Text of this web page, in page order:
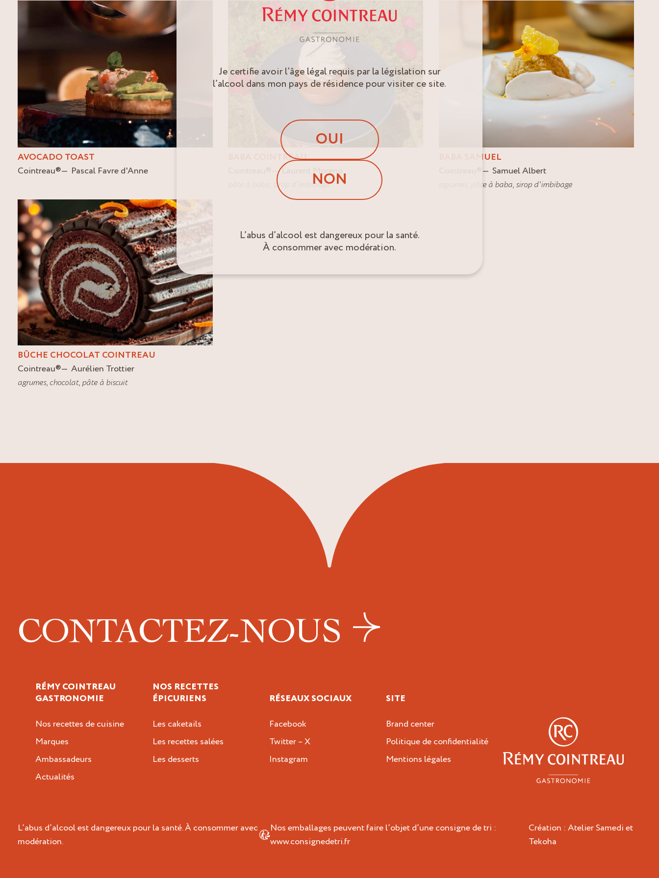
AVOCADO TOAST
Cointreau® Pascal Favre d'Anne
BABA COINTREAU
Laurent Moreno
sirop d'imbibage
BABA SAMUEL
Samuel Albert
pâte à baba, sirop d'imbibage
BÛCHE CHOCOLAT COINTREAU
Cointreau®
Aurélien Trottier
agrumes, chocolat, pâte à biscuit
CONTACTEZ-NOUS
RÉMY COINTREAU
GASTRONOMIE
Nos recettes de cuisine
Marques
Ambassadeurs
Actualités
NOS RECETTES
ÉPICURIENS
Les caketails
Les recettes salées
Les desserts
RÉSEAUX SOCIAUX
Facebook
Twitter – X
Instagram
SITE
Brand center
Politique de confidentialité
Mentions légales
L’abus d’alcool est dangereux pour la santé. À consommer avec
modération.
Nos emballages peuvent faire l’objet d’une consigne de tri :
www.consignedetri.fr
Création : Atelier Samedi et
Tekoha
Je certifie avoir l’âge légal requis par la législation sur
l’alcool dans mon pays de résidence pour visiter ce site.
OUI
NON
L’abus d’alcool est dangereux pour la santé.
À consommer avec modération.